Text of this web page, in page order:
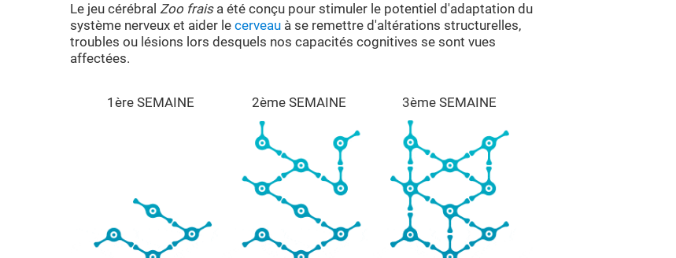
Le jeu cérébral Zoo fraisa été conçu pour stimuler le potentiel d'adaptation du
système nerveux et aider le cerveau à se remettre d'altérations structurelles,
troubles ou lésions lors desquels nos capacités cognitives se sont vues
affectées.
1ère SEMAINE 2ème SEMAINE 3ème SEMAINE